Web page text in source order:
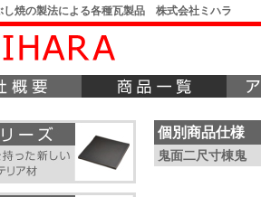
し焼の製法による各種瓦製品 株式会社ミハラ
個別商品仕様
鬼面二尺寸棟鬼